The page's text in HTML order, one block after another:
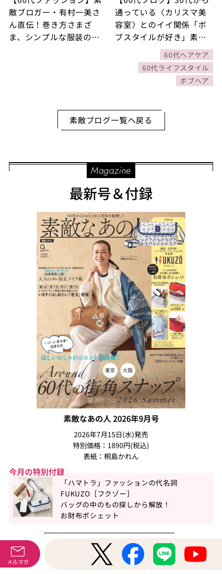
敵ブロガー・有村一美さ
ん直伝！巻き方さまざ
ま、シンプルな服装の日
通っている〈カリスマ美
容室〉とのイイ関係「ボ
ブスタイルが好き」素敵
ブロガー礒部良子さん
60代ヘアケア
60代ライフスタイル
ボブヘア
素敵ブログ一覧へ戻る
Magazine
最新号＆付録
素敵なあの人 2026年9月号
2026年7月15日(水)発売
特別価格：1890円(税込)
表紙：桐島かれん
今月の特別付録
「ハマトラ」ファッションの代名詞
FUKUZO［フクゾー］
バッグの中のもの探しから解放！
お財布ポシェット
素敵なあの人 2026年9月号
メルマガ